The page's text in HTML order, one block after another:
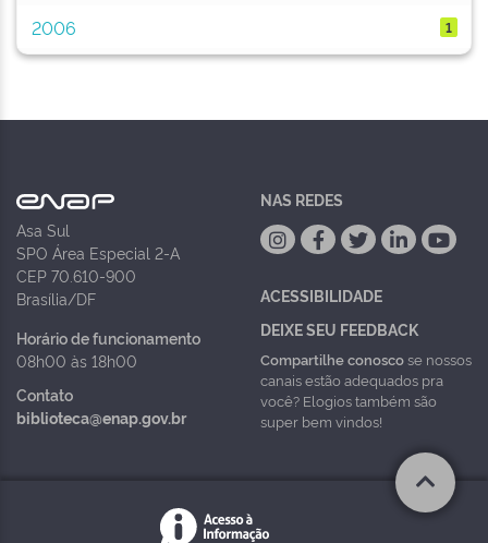
2006
1
Asa Sul
SPO Área Especial 2-A
CEP 70.610-900
Brasília/DF
Horário de funcionamento
08h00 às 18h00
Contato
biblioteca@enap.gov.br
NAS REDES
ACESSIBILIDADE
DEIXE SEU FEEDBACK
Compartilhe conoscose nossos
canais estão adequados pra
você? Elogios também são
super bem vindos!